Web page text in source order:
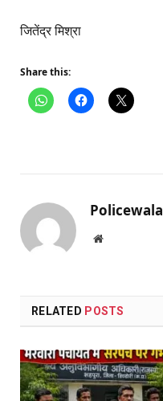
जितेंद्र मिश्रा
Share this:
Policewala
Website
RELATED POSTS